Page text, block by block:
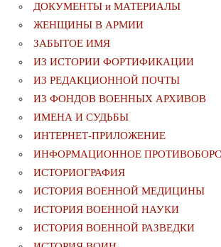
ДОКУМЕНТЫ и МАТЕРИАЛЫ
ЖЕНЩИНЫ В АРМИИ
ЗАБЫТОЕ ИМЯ
ИЗ ИСТОРИИ ФОРТИФИКАЦИИ
ИЗ РЕДАКЦИОННОЙ ПОЧТЫ
ИЗ ФОНДОВ ВОЕННЫХ АРХИВОВ
ИМЕНА И СУДЬБЫ
ИНТЕРНЕТ-ПРИЛОЖЕНИЕ
ИНФОРМАЦИОННОЕ
ИСТОРИОГРАФИЯ
ИСТОРИЯ ВОЕННОЙ МЕДИЦИНЫ
ИСТОРИЯ ВОЕННОЙ НАУКИ
ИСТОРИЯ ВОЕННОЙ РАЗВЕДКИ